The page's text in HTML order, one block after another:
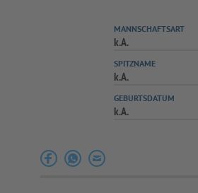
MANNSCHAFTSART
k.A.
SPITZNAME
k.A.
GEBURTSDATUM
k.A.